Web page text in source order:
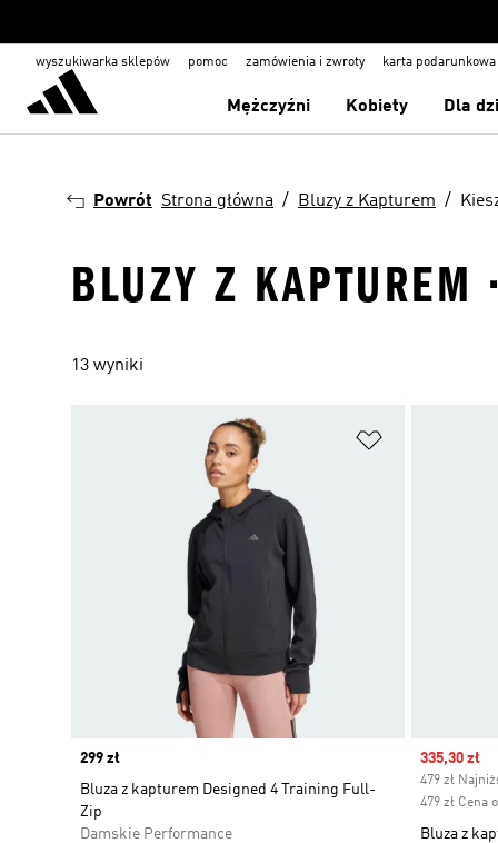
wyszukiwarka sklepów pomoc zamówienia i zwroty karta podarunkowa
Mężczyźni Kobiety Dla
Powrót Strona główna Bluzy z Kapturem
BLUZY Z KAPTUREM
13 wyniki
Dodaj do listy
Price
299 zł
Bluza z kapturem Designed 4 Training Full-
Zip
Damskie Performance
Sale price
335,30 zł
479 zł
479 zł Cena
Bluza z